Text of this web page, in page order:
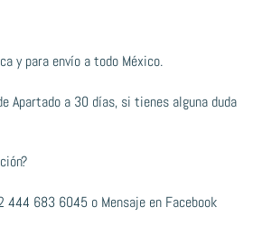
y para envío a todo México.
Apartado a 30 días, si tienes alguna duda
444 683 6045 o Mensaje en Facebook